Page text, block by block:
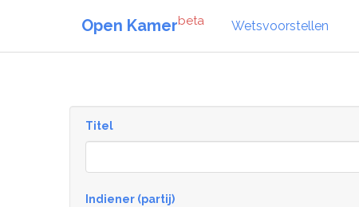
Open Kamerbeta Wetsvoorstellen
Titel
Indiener (partij)